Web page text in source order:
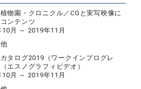
物園・クロニクル／CGと実写映像に
ンテンツ
月 ～ 2019年11月
タログ2019（ワークインプログレ
エスノグラフィビデオ）
月 ～ 2019年11月